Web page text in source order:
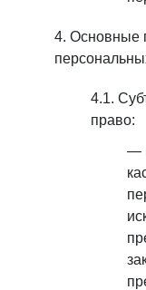
Основные
право: